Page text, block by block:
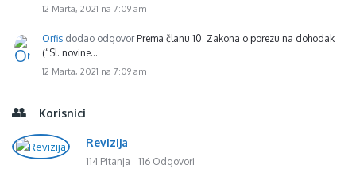
12 Marta, 2021 na 7:09 am
Orfis dodao odgovor Prema članu 10. Zakona o porezu na dohodak
(“Sl. novine…
12 Marta, 2021 na 7:09 am
Korisnici
Revizija
114 Pitanja 116 Odgovori